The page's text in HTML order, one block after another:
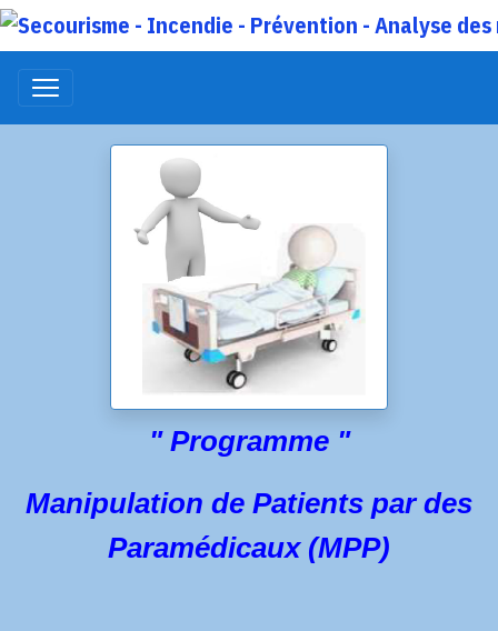
" Programme "
Manipulation de Patients par des
Paramédicaux (MPP)